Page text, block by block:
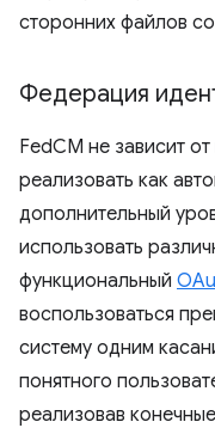
сторонних файлов
Федерация
FedCM не зависит
реализовать как
дополнительный
использовать
функциональный
воспользоваться
систему одним
понятного
реализовав